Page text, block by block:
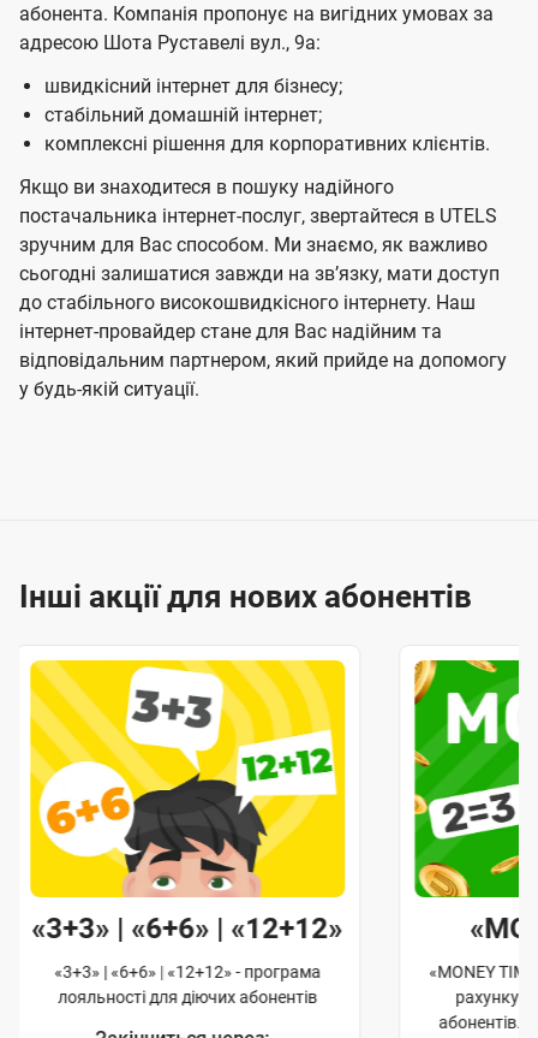
абонента. Компанія пропонує на вигідних умовах за
адресою Шота Руставелі вул., 9а:
швидкісний інтернет для бізнесу;
стабільний домашній інтернет;
комплексні рішення для корпоративних клієнтів.
Якщо ви знаходитеся в пошуку надійного
постачальника інтернет-послуг, звертайтеся в UTELS
зручним для Вас способом. Ми знаємо, як важливо
сьогодні залишатися завжди на звʼязку, мати доступ
до стабільного високошвидкісного інтернету. Наш
інтернет-провайдер стане для Вас надійним та
відповідальним партнером, який прийде на допомогу
у будь-якій ситуації.
Інші акції для нових абонентів
«3+3» | «6+6» | «12+12»
«3+3» | «6+6» | «12+12» - програма
лояльності для діючих абонентів
«MONEY
рахунку
абонентів.